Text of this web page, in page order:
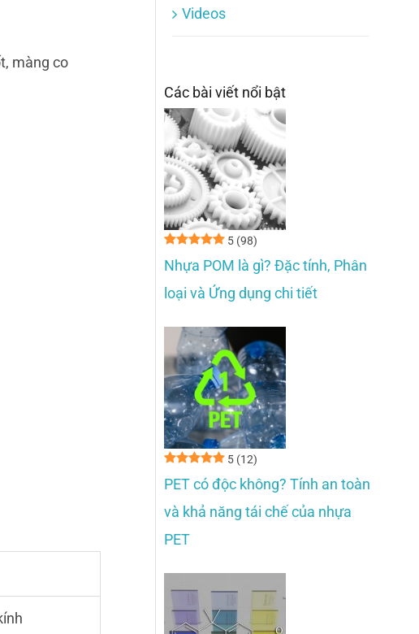
màng co
Videos
Các bài viết nổi bật
5 (98)
Nhựa POM là gì? Đặc tính, Phân
loại và Ứng dụng chi tiết
5 (12)
PET có độc không? Tính an toàn
và khả năng tái chế của nhựa
PET